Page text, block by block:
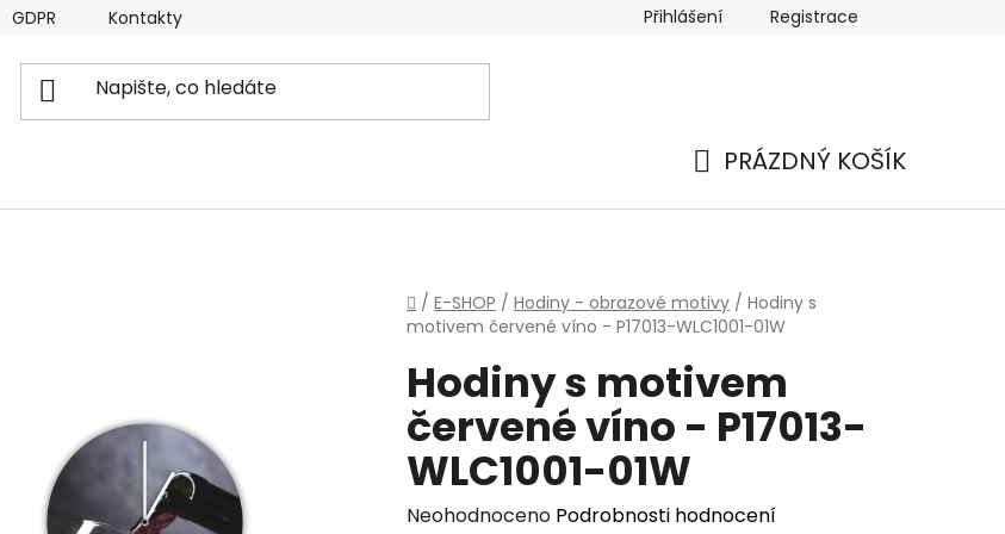
GDPR Kontakty Přihlášení Registrace
PRÁZDNÝ KOŠÍK
Domů
/ E-SHOP / Hodiny - obrazové motivy / Hodiny s
motivem červené víno - P17013-WLC1001-01W
Hodiny s motivem
červené víno - P17013-
WLC1001-01W
Průměrné
Neohodnoceno Podrobnosti hodnocení